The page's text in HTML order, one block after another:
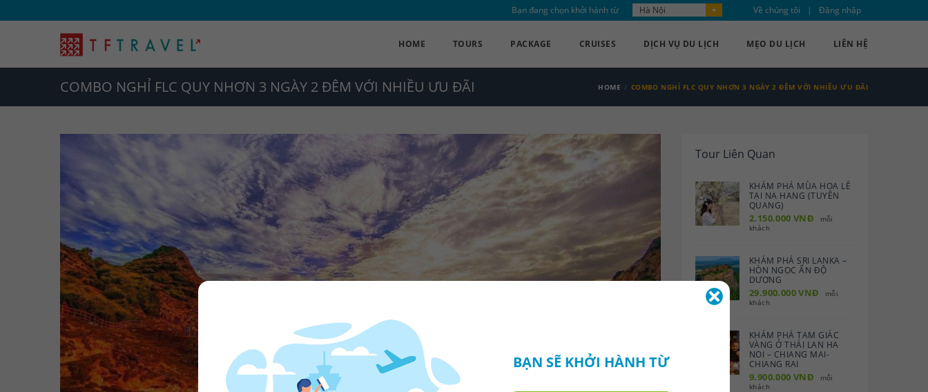
Bạn đang chọn khởi hành từ Hà Nội Về chúng tôi Đăng nhập
HOME TOURS PACKAGE CRUISES DỊCH VỤ DU LỊCH MẸO DU LỊCH LIÊN HỆ
COMBO NGHỈ FLC QUY NHƠN 3 NGÀY 2 ĐÊM VỚI NHIỀU ƯU ĐÃI HOME COMBO NGHỈ FLC QUY NHƠN 3 NGÀY 2 ĐÊM VỚI NHIỀU ƯU ĐÃI
Tour Liên Quan
KHÁM PHÁ MÙA HOA LÊ
TẠI NA HANG (TUYÊN
QUANG)
2.150.000 VNĐ
mỗi
khách
KHÁM PHÁ SRI LANKA –
HÒN NGỌC ẤN ĐỘ
DƯƠNG
29.900.000 VNĐ
mỗi
khách
KHÁM PHÁ TAM GIÁC
VÀNG Ở THÁI LAN HA
NOI – CHIANG MAI-
CHIANG RAI
9.900.000 VNĐ
mỗi
khách
BẠN SẼ KHỞI HÀNH TỪ